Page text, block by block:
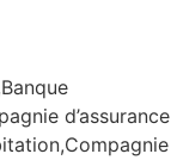
d’assurance